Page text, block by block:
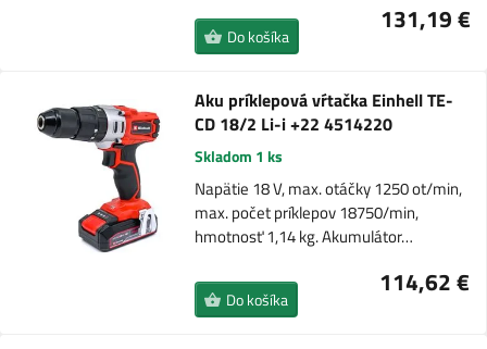
131,19 €
Do košíka
Aku príklepová vŕtačka Einhell TE-
CD 18/2 Li-i +22 4514220
Skladom 1 ks
Napätie 18 V, max. otáčky 1250 ot/min,
max. počet príklepov 18750/min,
hmotnosť 1,14 kg. Akumulátor…
114,62 €
Do košíka